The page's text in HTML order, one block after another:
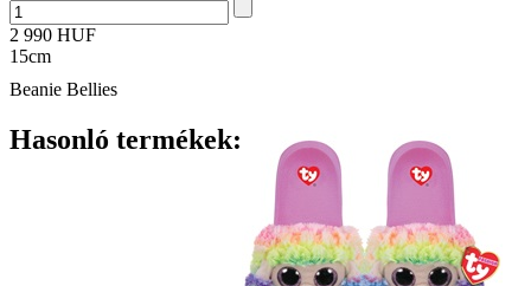
2 990 HUF
15cm
Beanie Bellies
Hasonló termékek: